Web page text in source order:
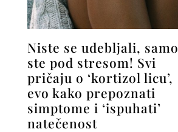
Niste se udebljali, samo
ste pod stresom! Svi
pričaju o ‘kortizol licu’,
evo kako prepoznati
simptome i ‘ispuhati’
natečenost